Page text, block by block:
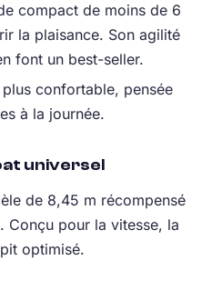
compact de moins de 6
la plaisance. Son agilité
font un best-seller.
confortable, pensée
à la journée.
universel
de 8,45 m récompensé
Conçu pour la vitesse, la
optimisé.